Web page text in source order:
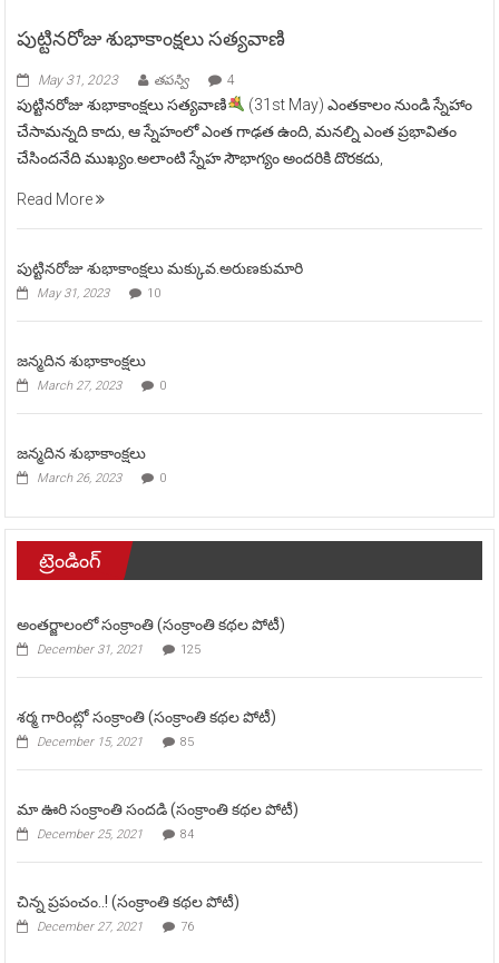
పుట్టినరోజు శుభాకాంక్షలు సత్యవాణి
May 31, 2023 తపస్వి 4
పుట్టినరోజు శుభాకాంక్షలు సత్యవాణి
(31st May) ఎంతకాలం నుండి స్నేహాం
చేసామన్నది కాదు, ఆ స్నేహంలో ఎంత గాఢత ఉంది, మనల్ని ఎంత ప్రభావితం
చేసిందనేది ముఖ్యం.అలాంటి స్నేహ సౌభాగ్యం అందరికి దొరకదు,
Read More
పుట్టినరోజు శుభాకాంక్షలు మక్కువ.అరుణకుమారి
May 31, 2023 10
జన్మదిన శుభాకాంక్షలు
March 27, 2023 0
జన్మదిన శుభాకాంక్షలు
March 26, 2023 0
ట్రెండింగ్
అంతర్జాలంలో సంక్రాంతి (సంక్రాంతి కథల పోటీ)
December 31, 2021 125
శర్మ గారింట్లో సంక్రాంతి (సంక్రాంతి కథల పోటీ)
December 15, 2021 85
మా ఊరి సంక్రాంతి సందడి (సంక్రాంతి కథల పోటీ)
December 25, 2021 84
చిన్న ప్రపంచం..! (సంక్రాంతి కథల పోటీ)
December 27, 2021 76